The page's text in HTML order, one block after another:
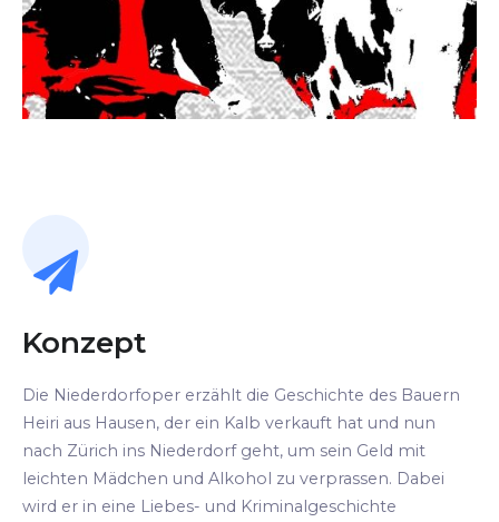
Konzept
Die Niederdorfoper erzählt die Geschichte des Bauern
Heiri aus Hausen, der ein Kalb verkauft hat und nun
nach Zürich ins Niederdorf geht, um sein Geld mit
leichten Mädchen und Alkohol zu verprassen. Dabei
wird er in eine Liebes- und Kriminalgeschichte